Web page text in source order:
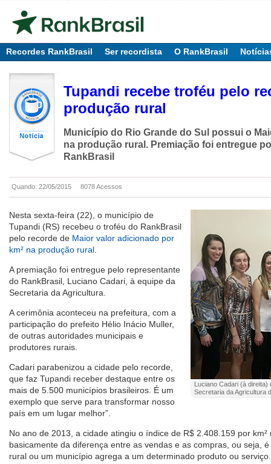
Recordes RankBrasil Ser recordista O RankBrasil
Tupandi recebe troféu pelo
produção rural
Município do Rio Grande do Sul possui o
na produção rural. Premiação foi entregue
RankBrasil
Quando: 22/05/2015 8078 Acessos
Luciano Cadari (à
Secretaria da Agricultura
Nesta sexta-feira (22), o município de
Tupandi (RS) recebeu o troféu do RankBrasil
pelo recorde de Maior valor adicionado por
km² na produção rural.
A premiação foi entregue pelo representante
do RankBrasil, Luciano Cadari, à equipe da
Secretaria da Agricultura.
A cerimônia aconteceu na prefeitura, com a
participação do prefeito Hélio Inácio Muller,
de outras autoridades municipais e
produtores rurais.
Cadari parabenizou a cidade pelo recorde,
que faz Tupandi receber destaque entre os
mais de 5.500 municípios brasileiros. É um
exemplo que serve para transformar nosso
país em um lugar melhor”.
No ano de 2013, a cidade atingiu o índice de R$ 2.408.159 por
basicamente da diferença entre as vendas e as compras, ou seja,
rural ou um município agrega a um determinado produto ou